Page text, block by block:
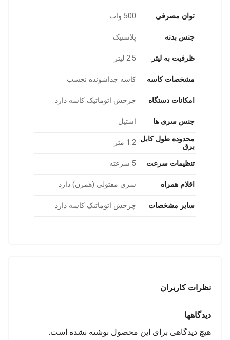
توان مصرفی 500 وات
جنس بدنه پلاستیک
ظرفیت به لیتر 2.5 لیتر
مشخصات کاسه کاسه جداشونده نچسب
امکانات دستگاه چرخش اتوماتیک کاسه دارد
جنس سری ها
استیل
محدوده طول کابل
برق
1.2 متر
تنظیمات سرعت 5 سرعته
اقلام همراه سری مفتولی (همزن) دارد
سایر مشخصات چرخش اتوماتیک کاسه دارد
نظرات کاربران
دیدگاهها
هیچ دیدگاهی برای این محصول نوشته نشده است.